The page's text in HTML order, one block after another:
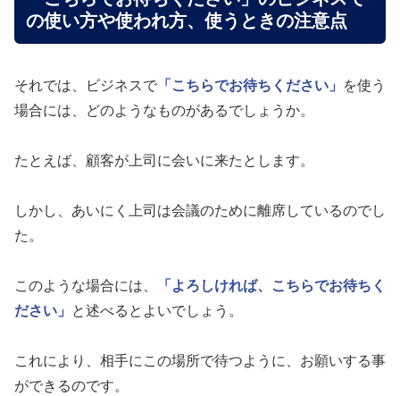
の使い方や使われ方、使うときの注意点
それでは、ビジネスで 「こちらでお待ちください」
を使う
場合には、どのようなものがあるでしょうか。
たとえば、顧客が上司に会いに来たとします。
しかし、あいにく上司は会議のために離席しているのでし
た。
このような場合には、
「よろしければ、こちらでお待ちく
ださい」
と述べるとよいでしょう。
これにより、相手にこの場所で待つように、お願いする事
ができるのです。